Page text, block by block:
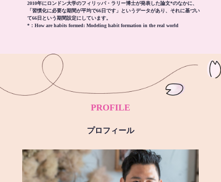
2010年にロンドン大学のフィリッパ・ラリー博士が発表した論文*のなかに、
「習慣化に必要な期間が平均で66日です」というデータがあり、それに基づい
て66日という期間設定にしています。
*： How are habits formed: Modeling habit formation in the real world
PROFILE
プロフィール